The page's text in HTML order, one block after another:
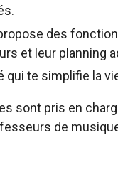
des
et leur planning
qui te simplifie la
sont pris en
de